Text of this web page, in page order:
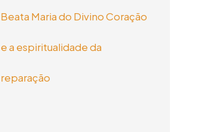
Beata Maria do Divino Coração
e a espiritualidade da
reparação